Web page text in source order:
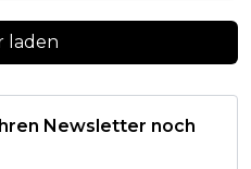
laden
Newsletter noch